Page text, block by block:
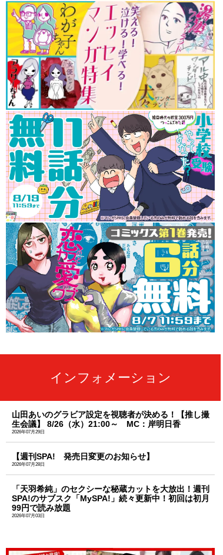
インフォメーション
山田あいのグラビア設定を視聴者が決める！【推し撮
生会議】 8/26（水）21:00～ MC：岸明日香
2026年07月29日
【週刊SPA! 発売日変更のお知らせ】
2026年07月28日
「天羽希純」のセクシーな秘蔵カットを大放出！週刊
SPA!のサブスク「MySPA!」続々更新中！初回は初月
99円で読み放題
2026年07月03日